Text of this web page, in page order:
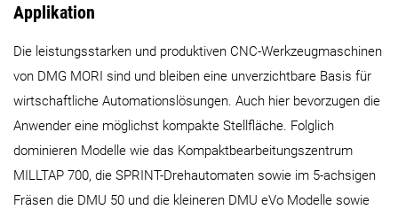
Applikation
Die leistungsstarken und produktiven CNC-Werkzeugmaschinen
von DMG MORI sind und bleiben eine unverzichtbare Basis für
wirtschaftliche Automationslösungen. Auch hier bevorzugen die
Anwender eine möglichst kompakte Stellfläche. Folglich
dominieren Modelle wie das Kompakt­bearbeitungszentrum
MILLTAP 700, die SPRINT-Drehautomaten sowie im 5-achsigen
Fräsen die DMU 50 und die kleineren DMU eVo Modelle sowie